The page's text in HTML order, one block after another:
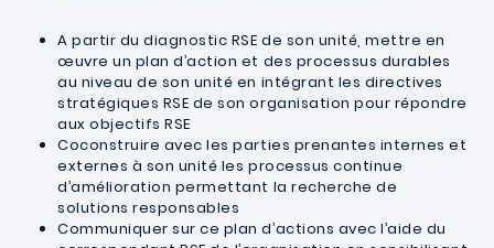
A partir du diagnostic RSE de son unité, mettre en
œuvre un plan d’action et des processus durables
au niveau de son unité en intégrant les directives
stratégiques RSE de son organisation pour répondre
aux objectifs RSE
Coconstruire avec les parties prenantes internes et
externes à son unité les processus continue
d’amélioration permettant la recherche de
solutions responsables
Communiquer sur ce plan d’actions avec l’aide du